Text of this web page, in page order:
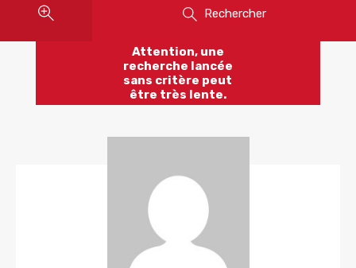
Rechercher
Attention, une
recherche lancée
sans critère peut
être très lente.